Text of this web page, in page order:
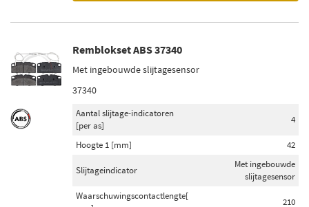
Remblokset ABS 37340
Met ingebouwde slijtagesensor
37340
Aantal slijtage-indicatoren
[per as]
4
Hoogte 1 [mm] 42
Slijtageindicator
Met ingebouwde
slijtagesensor
Waarschuwingscontactlengte[
210